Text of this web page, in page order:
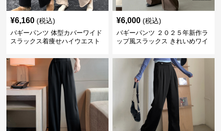
¥6,160 (税込)
バギーパンツ 体型カバーワイド
スラックス着痩せハイウエスト
¥6,000 (税込)
バギーパンツ ２０２５年新作ラ
ップ風スラックス きれいめワイ